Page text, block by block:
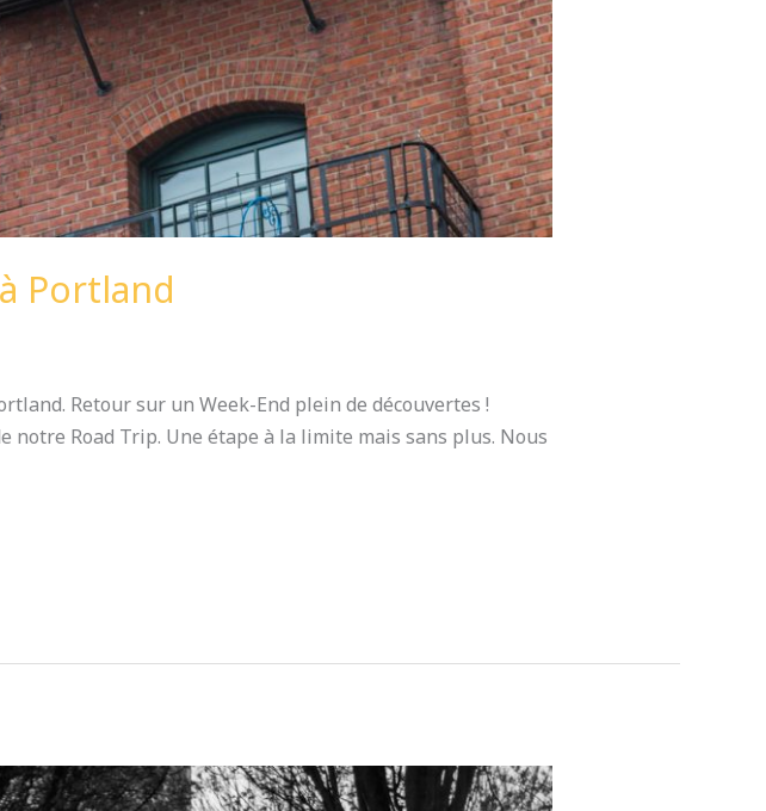
Portland
Retour sur un Week-End plein de découvertes !
Road Trip. Une étape à la limite mais sans plus. Nous